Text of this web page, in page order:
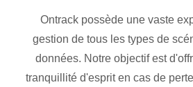
Ontrack possède une vaste
gestion de tous les types de
données. Notre objectif est
tranquillité d'esprit en cas de